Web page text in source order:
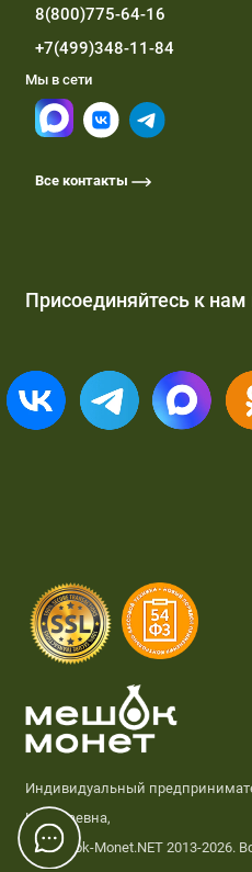
8(800)775-64-16
+7(499)348-11-84
Мы в сети
Все контакты
Присоединяйтесь к
Индивидуальный
Николаевна,
© Meshok-Monet.NET 2013-2026.